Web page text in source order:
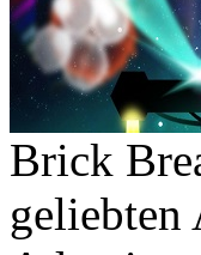
Brick
geliebten